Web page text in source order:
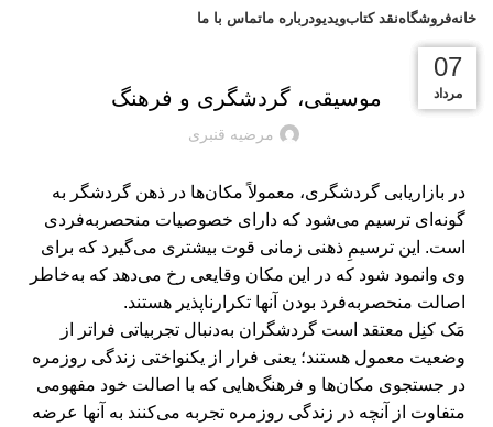
خانهفروشگاهنقد کتابویدیودرباره‌ ماتماس با ما
موسیقی، گردشگری و فرهنگ
مرضیه قنبری
در بازاریابی گردشگری، معمولاً مکان‌ها در ذهن گردشگر به
گونه‌ای ترسیم می‌شود که دارای خصوصیات منحصربه‌فردی
است. این ترسیمِ ذهنی زمانی قوت بیشتری می‌گیرد که برای
وی وانمود شود که در این مکان وقایعی رخ می‌دهد که به‌خاطر
اصالت منحصربه‌فرد بودن آنها تکرارناپذیر هستند.
مَک کنِل معتقد است گردشگران به‌دنبال تجربیاتی فراتر از
وضعیت معمول هستند؛ یعنی فرار از یکنواختی زندگی روزمره
در جستجوی مکان‌ها و فرهنگ‌هایی که با اصالت خود مفهومی
متفاوت از آنچه در زندگی روزمره تجربه می‌کنند به آنها عرضه
28
مهر
18
مهر
18
مهر
07
مرداد